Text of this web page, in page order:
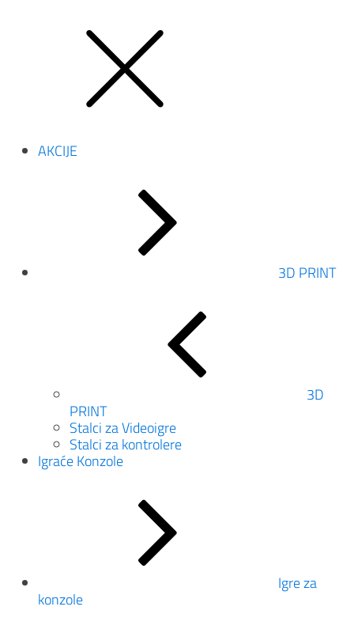
AKCIJE
3D PRINT
3D
PRINT
Stalci za Videoigre
Stalci za kontrolere
Igraće Konzole
Igre za
konzole